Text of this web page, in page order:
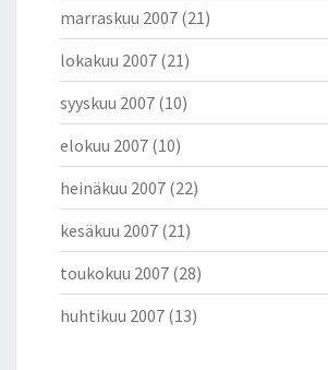
marraskuu 2007 (21)
lokakuu 2007 (21)
syyskuu 2007 (10)
elokuu 2007 (10)
heinäkuu 2007 (22)
kesäkuu 2007 (21)
toukokuu 2007 (28)
huhtikuu 2007 (13)